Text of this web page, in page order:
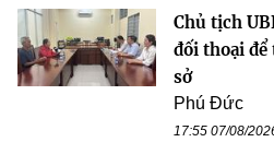
Chủ tịch
đối thoại để
sở
Phú Đức
17:55 07/08/